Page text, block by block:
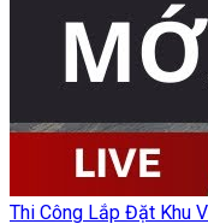
Thi Công Lắp Đặt Khu